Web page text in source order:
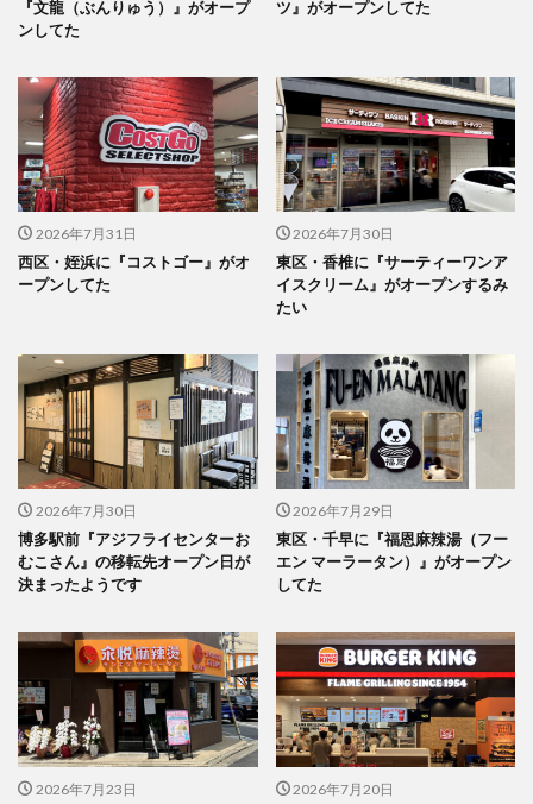
『文龍（ぶんりゅう）』がオープ
ンしてた
ツ』がオープンしてた
2026年7月31日
西区・姪浜に『コストゴー』がオ
ープンしてた
2026年7月30日
東区・香椎に『サーティーワンア
イスクリーム』がオープンするみ
たい
2026年7月30日
博多駅前『アジフライセンターお
むこさん』の移転先オープン日が
決まったようです
2026年7月29日
東区・千早に『福恩麻辣湯（フー
エン マーラータン）』がオープン
してた
2026年7月23日 2026年7月20日